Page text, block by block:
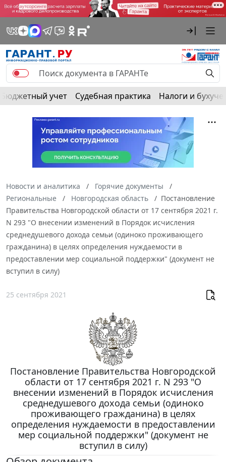
Бюджетный учет Судебная практика Налоги и
Новости и аналитика
Горячие документы
Региональные
Новгородская область
Постановление
Правительства Новгородской области от 17 сентября 2021 г.
N 293 "О внесении изменений в Порядок исчисления
среднедушевого дохода семьи (одиноко проживающего
гражданина) в целях определения нуждаемости в
предоставлении мер социальной поддержки" (документ не
вступил в силу)
25 сентября 2021
Постановление Правительства Новгородской
области от 17 сентября 2021 г. N 293 "О
внесении изменений в Порядок исчисления
среднедушевого дохода семьи (одиноко
проживающего гражданина) в целях
определения нуждаемости в предоставлении
мер социальной поддержки" (документ не
вступил в силу)